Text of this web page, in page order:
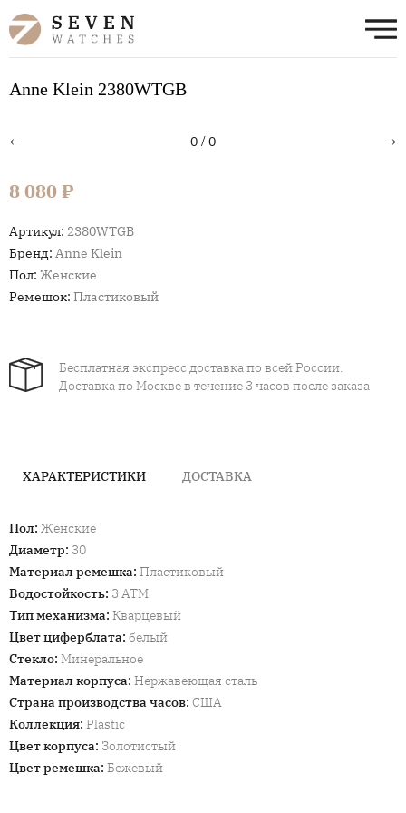
Anne Klein 2380WTGB
← 0/0 →
8 080 ₽
Артикул: 2380WTGB
Бренд: Anne Klein
Пол: Женские
Ремешок: Пластиковый
Бесплатная экспресс доставка по всей России.
Доставка по Москве в течение 3 часов после заказа
ХАРАКТЕРИСТИКИ ДОСТАВКА
Пол: Женские
Диаметр: 30
Материал ремешка: Пластиковый
Водостойкость: 3 ATM
Тип механизма: Кварцевый
Цвет циферблата: белый
Стекло: Минеральное
Материал корпуса: Нержавеющая сталь
Страна производства часов: США
Коллекция: Plastic
Цвет корпуса: Золотистый
Цвет ремешка: Бежевый